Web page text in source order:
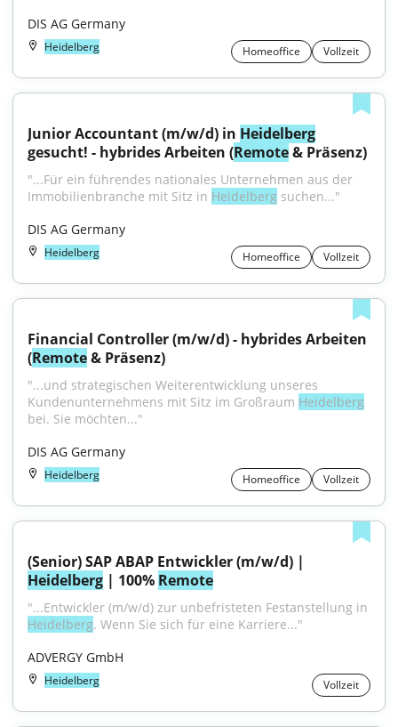
DIS AG Germany
Heidelberg Homeoffice Vollzeit
Junior Accountant (m/w/d) in Heidelberg
gesucht! - hybrides Arbeiten (Remote & Präsenz)
"...Für ein führendes nationales Unternehmen aus der
Immobilienbranche mit Sitz in Heidelberg suchen..."
DIS AG Germany
Heidelberg Homeoffice Vollzeit
Financial Controller (m/w/d) - hybrides Arbeiten
(Remote & Präsenz)
"...und strategischen Weiterentwicklung unseres
Kundenunternehmens mit Sitz im Großraum Heidelberg
bei. Sie möchten..."
DIS AG Germany
Heidelberg Homeoffice Vollzeit
Heidelberg | 100% Remote
Heidelberg. Wenn Sie sich für eine Karriere..."
ADVERGY GmbH
Heidelberg Vollzeit